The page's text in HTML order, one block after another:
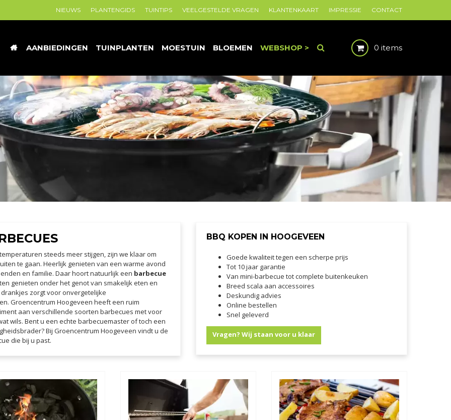
AANBIEDINGEN TUINPLANTEN MOESTUIN BLOEMEN WEBSHOP >
NIEUWS PLANTENGIDS TUINTIPS VEELGESTELDE VRAGEN KLANTENKAART IMPRESSIE CONTACT
0 items
steeds meer stijgen, zijn we klaar om
te gaan. Heerlijk genieten van een warme avond
en familie. Daar hoort natuurlijk een barbecue
genieten onder het genot van smakelijk eten en
zorgt voor onvergetelijke
Groencentrum Hoogeveen heeft een ruim
aan verschillende soorten barbecues met voor
wils. Bent u een echte barbecuemaster of toch een
Bij Groencentrum Hoogeveen vindt u de
die bij u past.
BBQ KOPEN IN HOOGEVEEN
Goede kwaliteit tegen een scherpe prijs
Tot 10 jaar garantie
Van mini-barbecue tot complete buitenkeuken
Breed scala aan accessoires
Deskundig advies
Online bestellen
Snel geleverd
Vragen? Wij staan voor u klaar